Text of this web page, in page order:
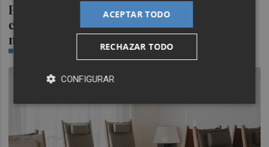
Prosegur aumenta su beneficio neto
consolidado un 5,5% y alcanza los 57
millones de euros
ACEPTAR TODO
RECHAZAR TODO
CONFIGURAR